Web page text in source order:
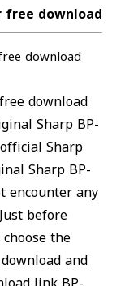
free download
download
download
Sharp BP-
Sharp
Sharp BP-
encounter any
before
the
and